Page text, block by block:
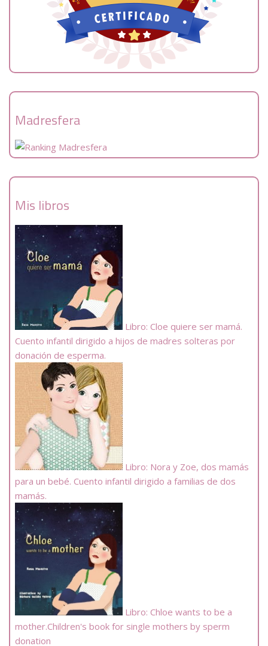
Madresfera
Mis libros
Libro: Cloe quiere ser mamá.
Cuento infantil dirigido a hijos de madres solteras por
donación de esperma.
Libro: Nora y Zoe, dos mamás
para un bebé. Cuento infantil dirigido a familias de dos
mamás.
Libro: Chloe wants to be a
mother.Children's book for single mothers by sperm
donation